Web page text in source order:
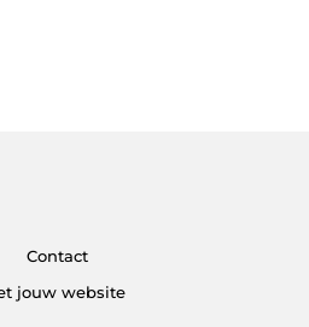
Contact
jouw website